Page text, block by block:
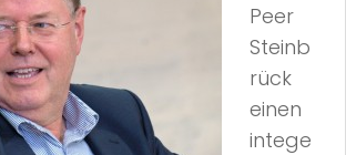
Peer
Steinb
rück
einen
intege